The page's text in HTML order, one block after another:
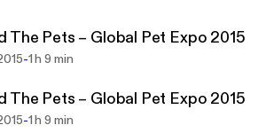
The Pets – Global Pet Expo 2015
-1 h 9 min
The Pets – Global Pet Expo 2015
-1 h 9 min